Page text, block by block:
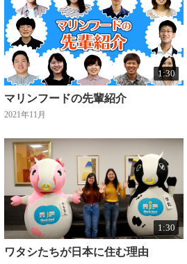
1:30
マリンフードの先輩紹介
2021年11月
1:30
ワタシたちが日本に住む理由